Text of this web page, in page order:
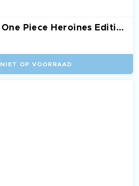
Extra Booster: One Piece Heroines Edition Box EB03
NIET OP VOORRAAD